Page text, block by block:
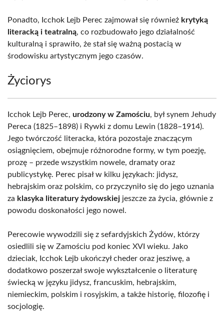
Ponadto, Icchok Lejb Perec zajmował się również krytyką
literacką i teatralną, co rozbudowało jego działalność
kulturalną i sprawiło, że stał się ważną postacią w
środowisku artystycznym jego czasów.
Życiorys
Icchok Lejb Perec, urodzony w Zamościu, był synem Jehudy
Pereca (1825–1898) i Rywki z domu Lewin (1828–1914).
Jego twórczość literacka, która pozostaje znaczącym
osiągnięciem, obejmuje różnorodne formy, w tym poezję,
prozę – przede wszystkim nowele, dramaty oraz
publicystykę. Perec pisał w kilku językach: jidysz,
hebrajskim oraz polskim, co przyczyniło się do jego uznania
za klasyka literatury żydowskiej jeszcze za życia, głównie z
powodu doskonałości jego nowel.
Perecowie wywodzili się z sefardyjskich Żydów, którzy
osiedlili się w Zamościu pod koniec XVI wieku. Jako
dzieciak, Icchok Lejb ukończył cheder oraz jesziwę, a
dodatkowo poszerzał swoje wykształcenie o literaturę
świecką w języku jidysz, francuskim, hebrajskim,
niemieckim, polskim i rosyjskim, a także historię, filozofię i
socjologię.